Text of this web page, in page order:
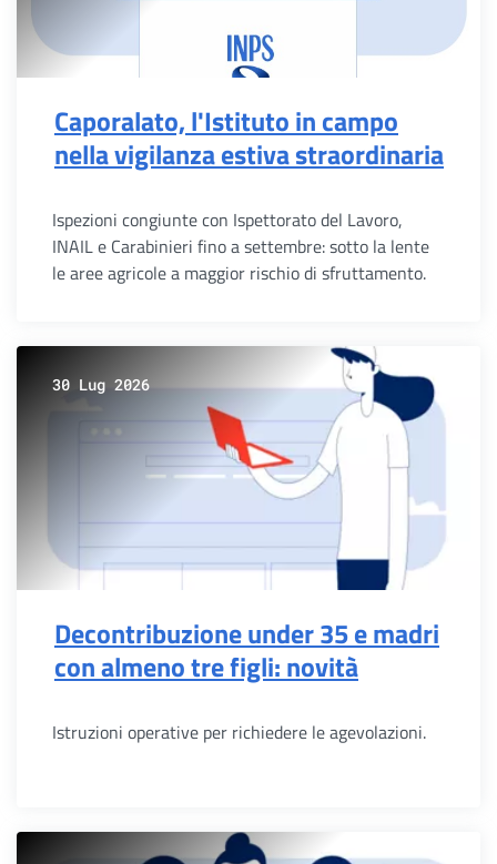
Caporalato, l'Istituto in campo
nella vigilanza estiva straordinaria
Ispezioni congiunte con Ispettorato del Lavoro,
INAIL e Carabinieri fino a settembre: sotto la lente
le aree agricole a maggior rischio di sfruttamento.
30 Lug 2026
Decontribuzione under 35 e madri
con almeno tre figli: novità
Istruzioni operative per richiedere le agevolazioni.